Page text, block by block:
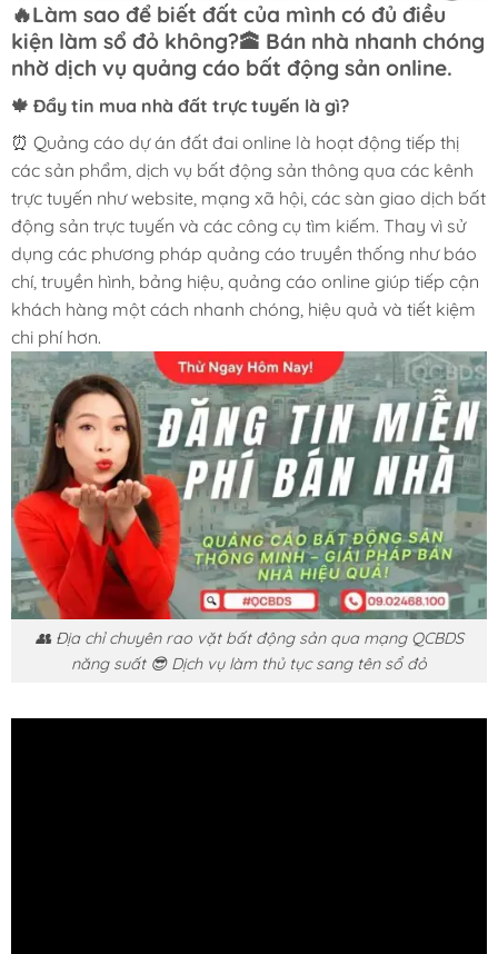
🔥Làm sao để biết đất của mình có đủ điều
kiện làm sổ đỏ không?🕋 Bán nhà nhanh chóng
nhờ dịch vụ quảng cáo bất động sản online.
🍁 Đẩy tin mua nhà đất trực tuyến là gì?
⏰ Quảng cáo dự án đất đai online là hoạt động tiếp thị
các sản phẩm, dịch vụ bất động sản thông qua các kênh
trực tuyến như website, mạng xã hội, các sàn giao dịch bất
động sản trực tuyến và các công cụ tìm kiếm. Thay vì sử
dụng các phương pháp quảng cáo truyền thống như báo
chí, truyền hình, bảng hiệu, quảng cáo online giúp tiếp cận
khách hàng một cách nhanh chóng, hiệu quả và tiết kiệm
chi phí hơn.
👥 Địa chỉ chuyên rao vặt bất động sản qua mạng QCBDS
năng suất 😎 Dịch vụ làm thủ tục sang tên sổ đỏ